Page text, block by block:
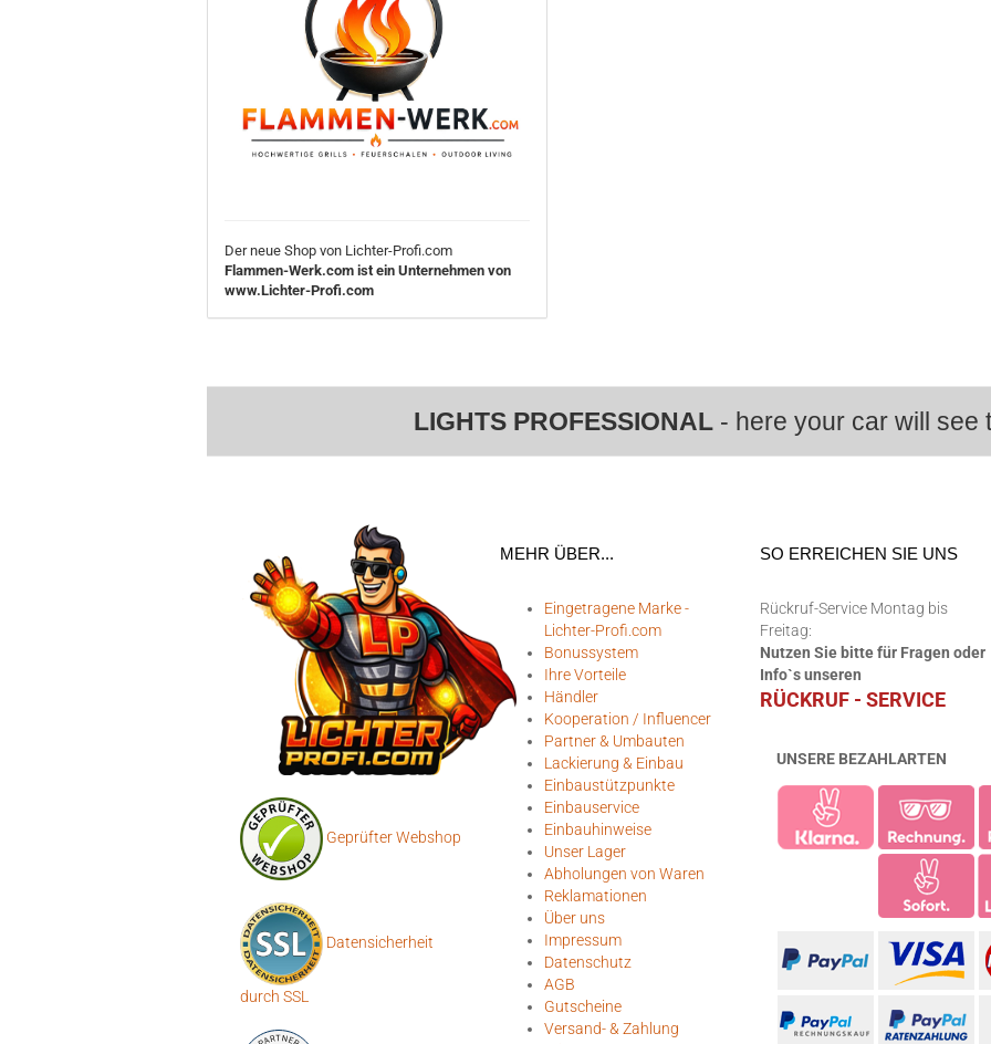
Der neue Shop von Lichter-Profi.com
Flammen-Werk.com ist ein Unternehmen von
www.Lichter-Profi.com
LIGHTS PROFESSIONAL- here your car will see
Geprüfter Webshop
Datensicherheit
durch SSL
MEHR ÜBER...
Eingetragene Marke -
Lichter-Profi.com
Bonussystem
Ihre Vorteile
Händler
Kooperation / Influencer
Partner & Umbauten
Lackierung & Einbau
Einbaustützpunkte
Einbauservice
Einbauhinweise
Unser Lager
Abholungen von Waren
Reklamationen
Über uns
Impressum
Datenschutz
AGB
Gutscheine
Versand- & Zahlung
SO ERREICHEN SIE UNS
Rückruf-Service Montag bis
Freitag:
Nutzen Sie bitte für Fragen oder
Info`s unseren
RÜCKRUF - SERVICE
UNSERE BEZAHLARTEN